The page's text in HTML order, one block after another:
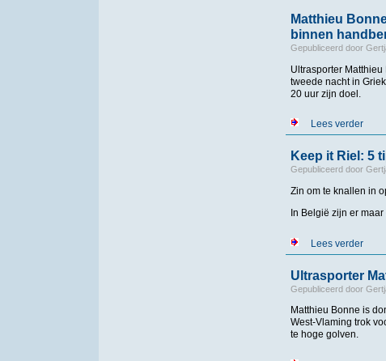
Matthieu
binnen
Gepubliceerd door
Ultrasporter
tweede nacht in
20 uur zijn doel.
Lees verderover
Keep it Riel: 5
Gepubliceerd door
Zin om te knallen in
In België zijn er
Lees verderover
Ultrasporter
Gepubliceerd door
Matthieu Bonne is
West-Vlaming trok
te hoge golven.